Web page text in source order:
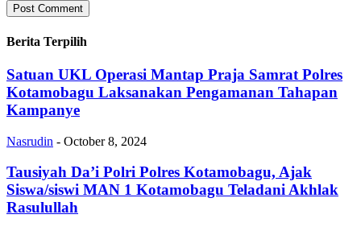
Berita Terpilih
Satuan UKL Operasi Mantap Praja Samrat Polres
Kotamobagu Laksanakan Pengamanan Tahapan
Kampanye
Nasrudin - October 8, 2024
Tausiyah Da’i Polri Polres Kotamobagu, Ajak
Siswa/siswi MAN 1 Kotamobagu Teladani Akhlak
Rasulullah